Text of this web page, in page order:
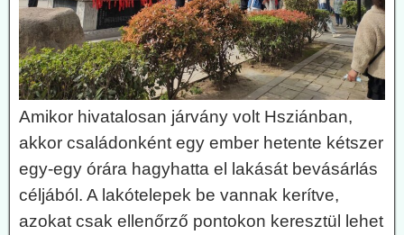
Amikor hivatalosan járvány volt Hsziánban,
akkor családonként egy ember hetente kétszer
egy-egy órára hagyhatta el lakását bevásárlás
céljából. A lakótelepek be vannak kerítve,
azokat csak ellenőrző pontokon keresztül lehet